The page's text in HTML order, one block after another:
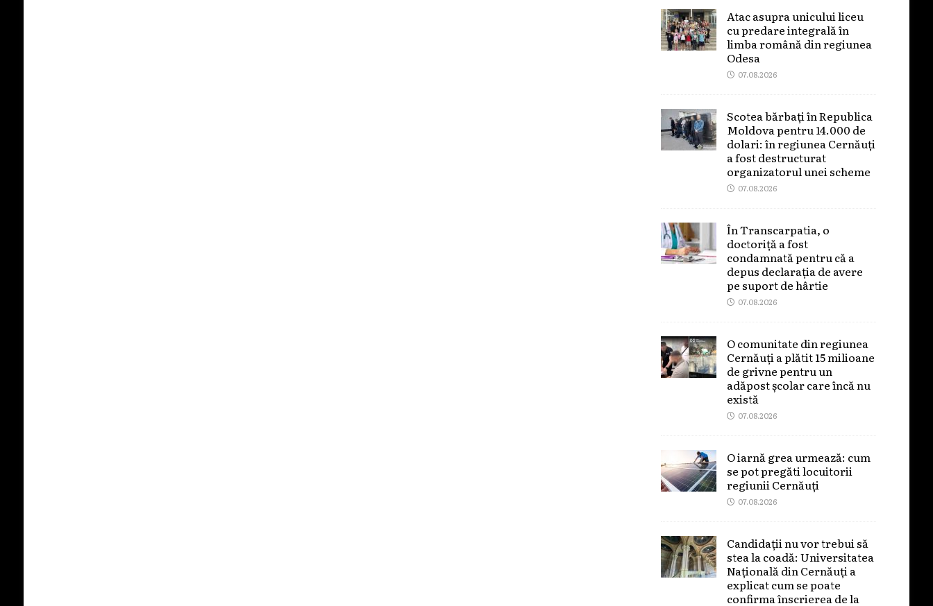
Atac asupra unicului liceu
cu predare integrală în
limba română din regiunea
Odesa
07.08.2026
Scotea bărbați în Republica
Moldova pentru 14.000 de
dolari: în regiunea Cernăuți
a fost destructurat
organizatorul unei scheme
07.08.2026
În Transcarpatia, o
doctoriță a fost
condamnată pentru că a
depus declarația de avere
pe suport de hârtie
07.08.2026
O comunitate din regiunea
Cernăuți a plătit 15 milioane
de grivne pentru un
adăpost școlar care încă nu
există
07.08.2026
O iarnă grea urmează: cum
se pot pregăti locuitorii
regiunii Cernăuți
07.08.2026
Candidații nu vor trebui să
stea la coadă: Universitatea
Națională din Cernăuți a
explicat cum se poate
confirma înscrierea de la